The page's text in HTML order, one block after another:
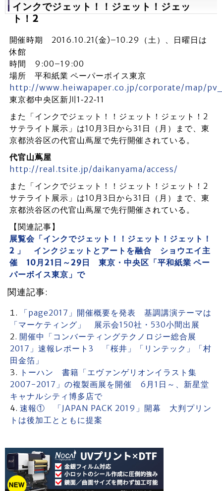
インクでジェット！！ジェット！ジェッ
ト！2
開催時期 2016.10.21(金)–10.29（土）、日曜日は
休館
時間 9:00–19:00
場所 平和紙業 ペーパーボイス東京
http://www.heiwapaper.co.jp/corporate/map/
東京都中央区新川1‐22‐11
また「インクでジェット！！ジェット！ジェット！2
サテライト展示」は10月3日から31日（月）まで、東
京都渋谷区の代官山蔦屋で先行開催されている。
代官山蔦屋
http://real.tsite.jp/daikanyama/access/
また「インクでジェット！！ジェット！ジェット！2
サテライト展示」は10月3日から31日（月）まで、東
京都渋谷区の代官山蔦屋で先行開催されている。
【関連記事】
展覧会「インクでジェット！！ジェット！ジェット！
2 」 インクジェットとアートを融合 ショウエイ主
催 10月21日～29日 東京・中央区「平和紙業 ペー
パーボイス東京」で
関連記事:
「page2017」開催概要を発表 基調講演テーマは
「マーケティング」 展示会150社・530小間出展
開催中「コンバーティングテクノロジー総合展
2017」速報レポート3 「桜井」「リンテック」「村
田金箔」
トーハン 書籍「エヴァンゲリオンイラスト集
2007-2017」の複製画展を開催 6月1日～、新星堂
キャナルシティ博多店で
速報① 「JAPAN PACK 2019」開幕 大判プリン
トは後加工とともに提案